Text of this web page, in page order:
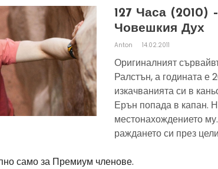
127 Часа (2010)
Човешкия Дух
Anton 14.02.2011
Оригиналният
Ралстън, а годината е
изкачванията си в
Ерън попада в капан.
местонахождението
раждането си през
само за Премиум членове.